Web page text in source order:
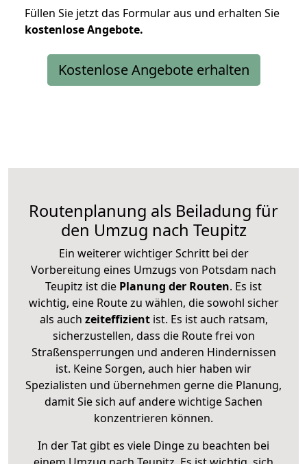
Füllen Sie jetzt das Formular aus und erhalten Sie
kostenloseAngebote.
Kostenlose Angebote erhalten
Routenplanung als Beiladung für
den Umzug nach Teupitz
Ein weiterer wichtiger Schritt bei der
Vorbereitung eines Umzugs von Potsdam nach
Teupitz ist die Planung der Routen. Es ist
wichtig, eine Route zu wählen, die sowohl sicher
als auch zeiteffizientist. Es ist auch ratsam,
sicherzustellen, dass die Route frei von
Straßensperrungen und anderen Hindernissen
ist. Keine Sorgen, auch hier haben wir
Spezialisten und übernehmen gerne die Planung,
damit Sie sich auf andere wichtige Sachen
konzentrieren können.
In der Tat gibt es viele Dinge zu beachten bei